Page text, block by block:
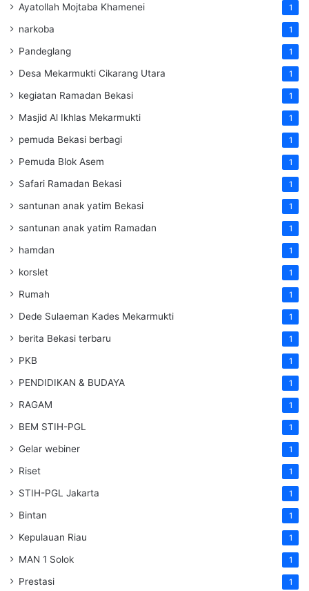
Ayatollah Mojtaba Khamenei 1
narkoba 1
Pandeglang 1
Desa Mekarmukti Cikarang Utara 1
kegiatan Ramadan Bekasi 1
Masjid Al Ikhlas Mekarmukti 1
pemuda Bekasi berbagi 1
Pemuda Blok Asem 1
Safari Ramadan Bekasi 1
santunan anak yatim Bekasi 1
santunan anak yatim Ramadan 1
hamdan 1
korslet 1
Rumah 1
Dede Sulaeman Kades Mekarmukti 1
berita Bekasi terbaru 1
PKB 1
PENDIDIKAN & BUDAYA 1
RAGAM 1
BEM STIH-PGL 1
Gelar webiner 1
Riset 1
STIH-PGL Jakarta 1
Bintan 1
Kepulauan Riau 1
MAN 1 Solok 1
Prestasi 1